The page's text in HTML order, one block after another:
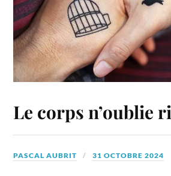
Le corps n’oublie
PASCAL AUBRIT 31 OCTOBRE 2024